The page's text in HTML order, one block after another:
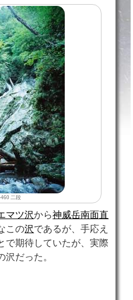
二段
マツ沢から神威岳南面直
この沢であるが、手応え
で期待していたが、実際
沢だった。